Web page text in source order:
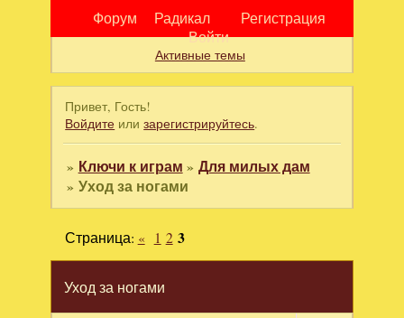
Форум Радикал
Регистрация
Войти
Активные темы
Привет, Гость!
Войдите илизарегистрируйтесь.
» Ключи к играм » Для милых дам
» Уход за ногами
Уход за ногами
Страница: « 1 2 3